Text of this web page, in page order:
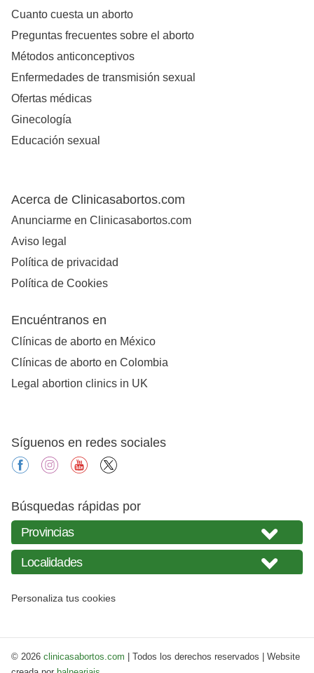
Cuanto cuesta un aborto
Preguntas frecuentes sobre el aborto
Métodos anticonceptivos
Enfermedades de transmisión sexual
Ofertas médicas
Ginecología
Educación sexual
Acerca de Clinicasabortos.com
Anunciarme en Clinicasabortos.com
Aviso legal
Política de privacidad
Política de Cookies
Encuéntranos en
Clínicas de aborto en México
Clínicas de aborto en Colombia
Legal abortion clinics in UK
Síguenos en redes sociales
facebookinstagramyoutube
Búsquedas rápidas por
Personaliza tus cookies
© 2026 clinicasabortos.com | Todos los derechos reservados | Website